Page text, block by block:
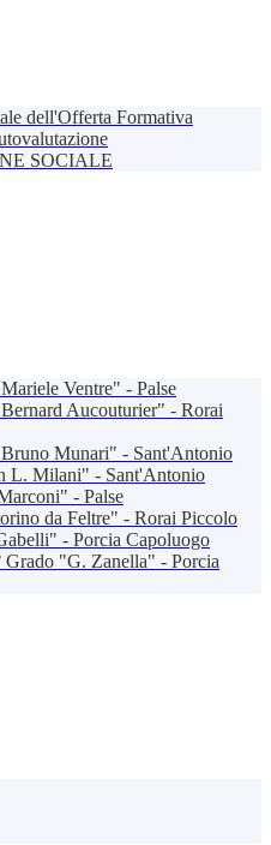
dell'Offerta Formativa
SOCIALE
Ventre" - Palse
Aucouturier" - Rorai
Munari" - Sant'Antonio
L. Milani" - Sant'Antonio
- Palse
da Feltre" - Rorai Piccolo
- Porcia Capoluogo
Grado "G. Zanella" - Porcia